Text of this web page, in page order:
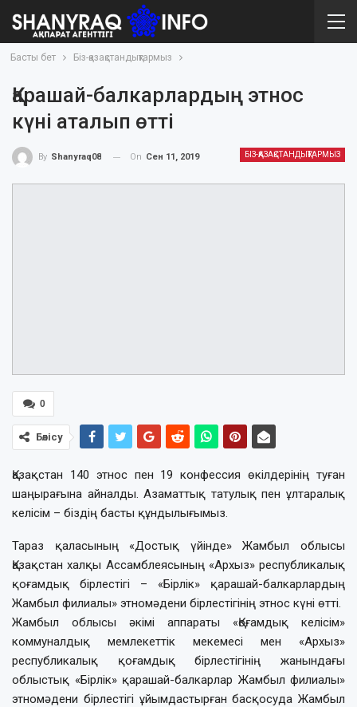
Басты бет Біз-қазақстандықтармыз
Қарашай-балкарлардың этнос
күні аталып өтті
БІЗ-ҚАЗАҚСТАНДЫҚТАРМЫЗ
By Shanyraq08 On Сен 11, 2019
0
Бөлісу
Қазақстан 140 этнос пен 19 конфессия өкілдерінің туған
шаңырағына айналды. Азаматтық татулық пен ұлтаралық
келісім – біздің басты құндылығымыз.
Тараз қаласының «Достық үйінде» Жамбыл облысы
Қазақстан халқы Ассамблеясының «Архыз» республикалық
қоғамдық бірлестігі – «Бірлік» қарашай-балкарлардың
Жамбыл филиалы» этномәдени бірлестігінің этнос күні өтті.
Жамбыл облысы әкімі аппараты «Қоғамдық келісім»
коммуналдық мемлекеттік мекемесі мен «Архыз»
республикалық қоғамдық бірлестігінің жанындағы
облыстық «Бірлік» қарашай-балкарлар Жамбыл филиалы»
этномәдени бірлестігі ұйымдастырған басқосуда Жамбыл